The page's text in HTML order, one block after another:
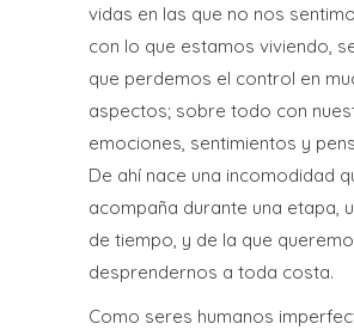
vidas en las que no nos
con lo que estamos viviendo,
que perdemos el control en
aspectos; sobre todo con
emociones, sentimientos y
De ahí nace una incomodidad
acompaña durante una etapa,
de tiempo, y de la que
desprendernos a toda costa.
Como seres humanos